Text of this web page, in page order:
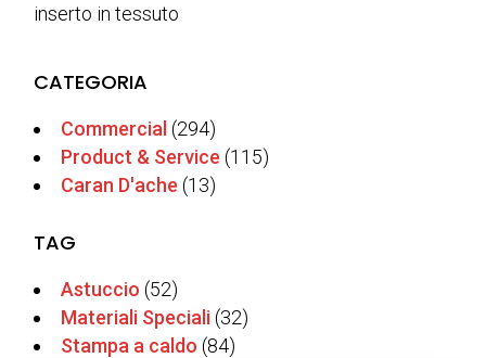
inserto in tessuto
CATEGORIA
Commercial(294)
Product & Service (115)
Caran D'ache (13)
TAG
Astuccio (52)
Materiali Speciali(32)
Stampa a caldo (84)